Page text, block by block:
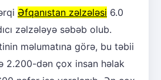
Əfqanıstan zəlzələsi 6.0
zəlzələyə səbəb olub.
məlumatına görə, bu təbii
2.200-dən çox insan həlak